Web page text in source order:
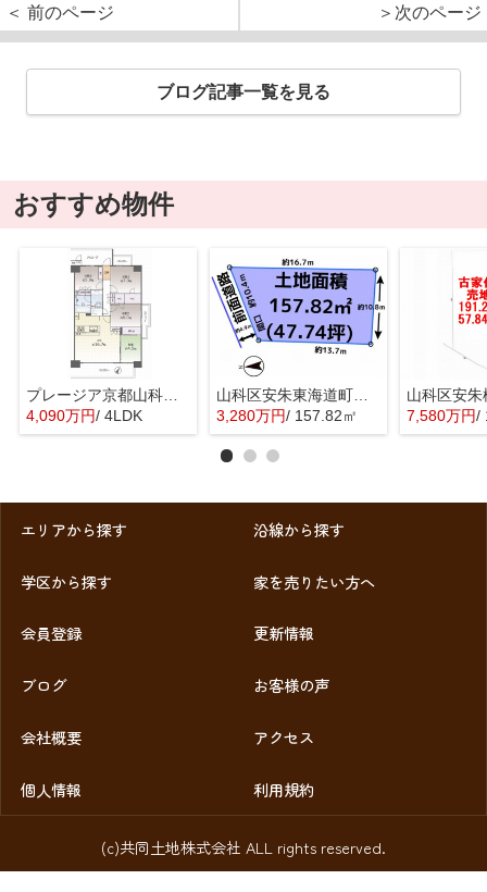
＜ 前のページ
＞次のページ
ブログ記事一覧を見る
おすすめ物件
プレージア京都山科東野
4,090万円/ 4LDK
山科区安朱東海道町 売地
3,280万円/ 157.82㎡ 7,580万円/
エリアから探す 沿線から探す
学区から探す 家を売りたい方へ
会員登録 更新情報
ブログ お客様の声
会社概要 アクセス
個人情報 利用規約
(c)共同土地株式会社 ALL rights reserved.